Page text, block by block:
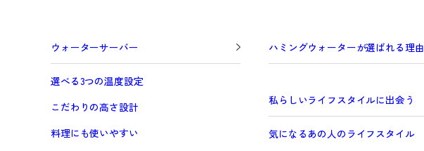
ウォーターサーバー
選べる3つの温度設定
こだわりの高さ設計
料理にも使いやすい
ハミングウォーターが選ばれる理由
私らしいライフスタイルに出会う
気になるあの人のライフスタイル